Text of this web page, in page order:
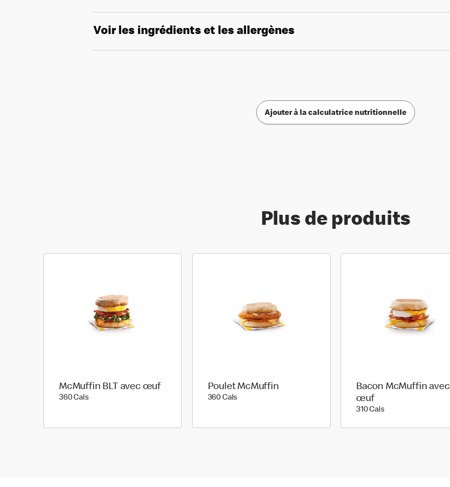
Voir les ingrédients et les allergènes
Ajouter à la calculatrice nutritionnelle
Plus de produits
McMuffin BLT avec œuf
360 Cals360 calories
Poulet McMuffin
360 Cals360 calories
Bacon McMuffin avec
œuf
310 Cals310 calories